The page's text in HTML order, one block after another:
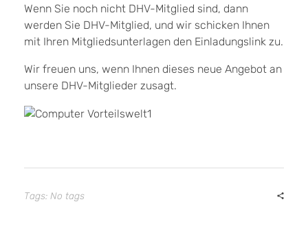
Wenn Sie noch nicht DHV-Mitglied sind, dann
werden Sie DHV-Mitglied, und wir schicken Ihnen
mit Ihren Mitgliedsunterlagen den Einladungslink zu.
Wir freuen uns, wenn Ihnen dieses neue Angebot an
unsere DHV-Mitglieder zusagt.
Tags: No tags